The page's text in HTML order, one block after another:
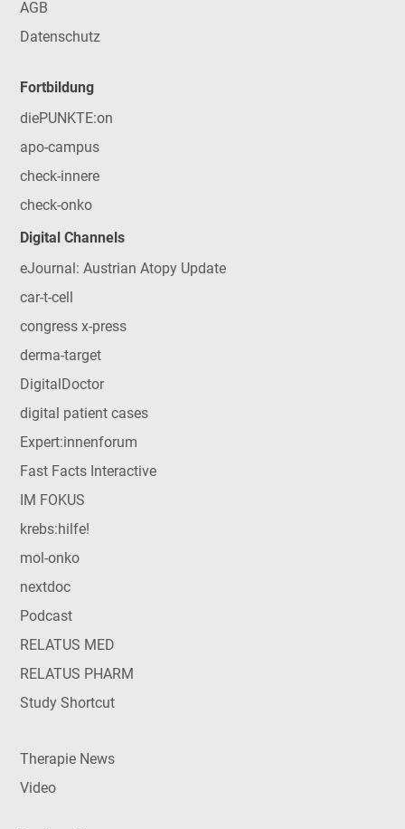
AGB
Datenschutz
Fortbildung
diePUNKTE:on
apo-campus
check-innere
check-onko
Digital Channels
eJournal: Austrian Atopy Update
car-t-cell
congress x-press
derma-target
DigitalDoctor
digital patient cases
Expert:innenforum
Fast Facts Interactive
IM FOKUS
krebs:hilfe!
mol-onko
nextdoc
Podcast
RELATUS MED
RELATUS PHARM
Study Shortcut
Therapie News
Video